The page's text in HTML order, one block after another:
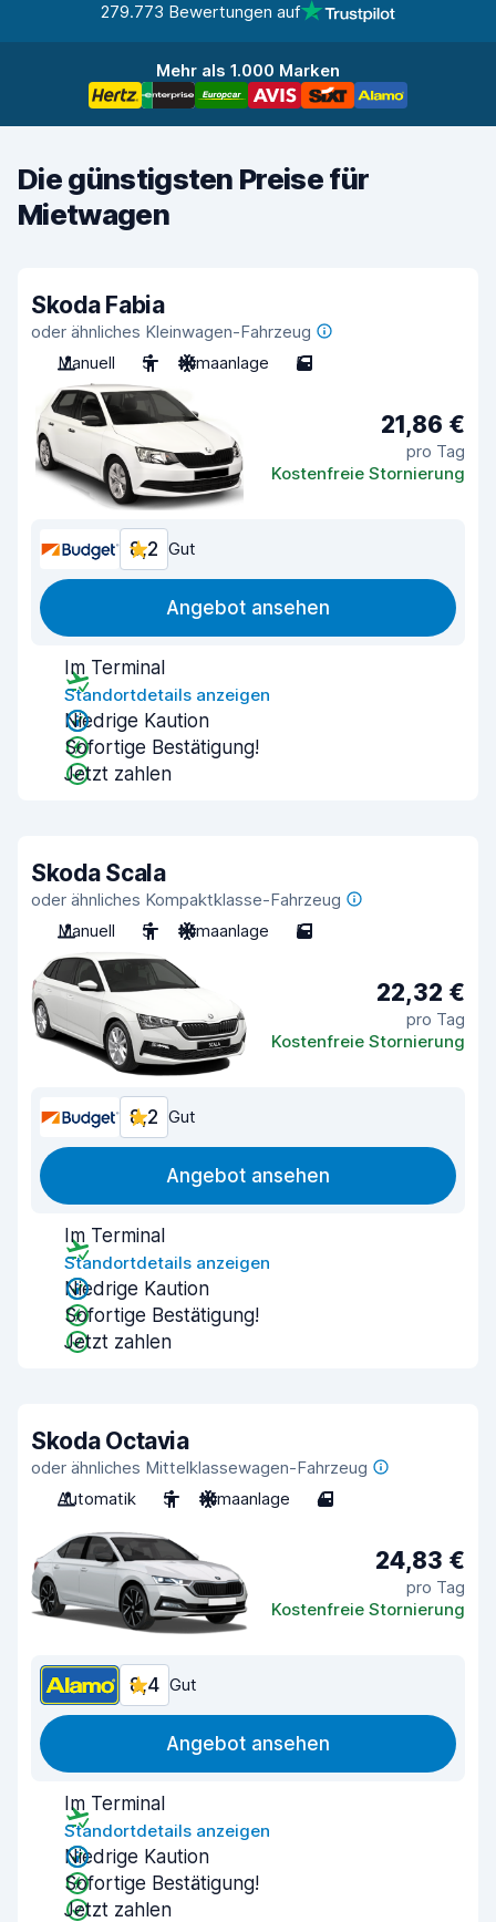
279.773 Bewertungen auf
Mehr als 1.000 Marken
Die günstigsten Preise für
Mietwagen
Skoda Fabia
oder ähnliches Kleinwagen-Fahrzeug
Manuell
5 Klimaanlage 5
21,86 €
pro Tag
Kostenfreie Stornierung
8,2 Gut
Angebot ansehen
Im Terminal
Standortdetails anzeigen
Niedrige Kaution
Sofortige Bestätigung!
Jetzt zahlen
Skoda Scala
oder ähnliches Kompaktklasse-Fahrzeug
Manuell
5 Klimaanlage 5
22,32 €
pro Tag
Kostenfreie Stornierung
8,2 Gut
Angebot ansehen
Im Terminal
Standortdetails anzeigen
Niedrige Kaution
Sofortige Bestätigung!
Jetzt zahlen
Skoda Octavia
oder ähnliches Mittelklassewagen-Fahrzeug
Automatik
5 Klimaanlage 4
24,83 €
pro Tag
Kostenfreie Stornierung
8,4 Gut
Angebot ansehen
Im Terminal
Standortdetails anzeigen
Niedrige Kaution
Sofortige Bestätigung!
Jetzt zahlen